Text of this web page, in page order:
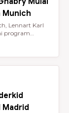
Munich
Lennart Karl
program
Madrid